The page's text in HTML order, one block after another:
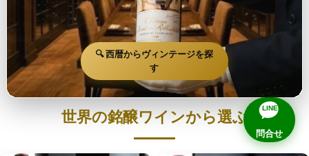
🔍 西暦からヴィンテージを探
す
世界の銘醸ワインから選ぶ
LINE
問合せ